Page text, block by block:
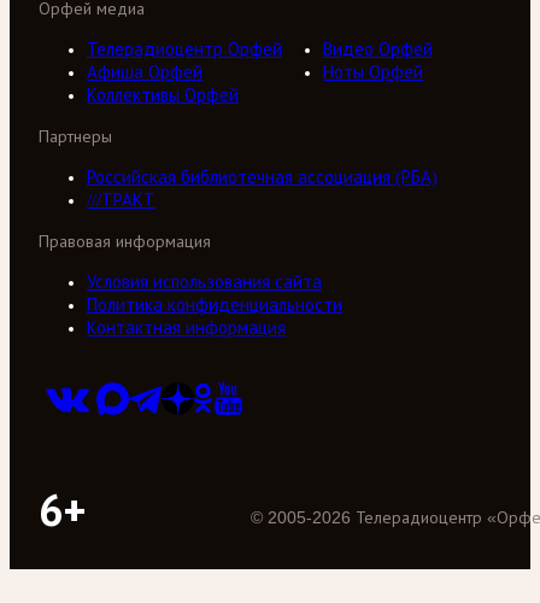
Орфей медиа
Телерадиоцентр Орфей
Видео Орфей
Афиша Орфей
Ноты Орфей
Коллективы Орфей
Партнеры
Российская библиотечная ассоциация (РБА)
///ТРАКТ
Правовая информация
Условия использования сайта
Политика конфиденциальности
Контактная информация
6+ © 2005-2026 Телерадиоцентр